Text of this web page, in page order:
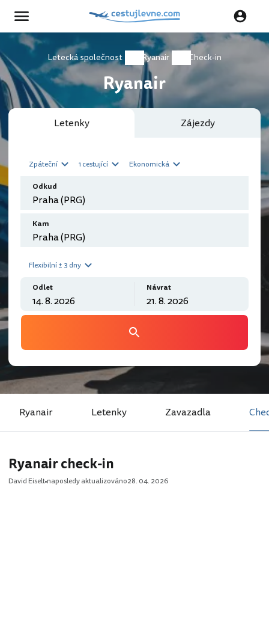
Letecká společnost Ryanair Check-in
Ryanair
Letenky Zájezdy
Zpáteční 1 cestující Ekonomická
Odkud
Kam
Flexibilní ± 3 dny
Odlet Návrat
Ryanair Letenky Zavazadla
Ryanair check-in
David Eiselt naposledy aktualizováno28. 04. 2026